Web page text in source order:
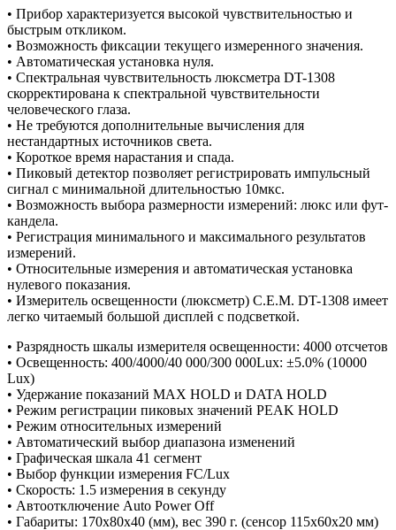
• Прибор характеризуется высокой чувствительностью и
быстрым откликом.
• Возможность фиксации текущего измеренного значения.
• Автоматическая установка нуля.
• Спектральная чувствительность люксметра DT-1308
скорректирована к спектральной чувствительности
человеческого глаза.
• Не требуются дополнительные вычисления для
нестандартных источников света.
• Короткое время нарастания и спада.
• Пиковый детектор позволяет регистрировать импульсный
сигнал с минимальной длительностью 10мкс.
• Возможность выбора размерности измерений: люкс или фут-
кандела.
• Регистрация минимального и максимального результатов
измерений.
• Относительные измерения и автоматическая установка
нулевого показания.
• Измеритель освещенности (люксметр) C.E.M. DT-1308 имеет
легко читаемый большой дисплей с подсветкой.
• Разрядность шкалы измерителя освещенности: 4000 отсчетов
• Освещенность: 400/4000/40 000/300 000Lux: ±5.0% (10000
Lux)
• Удержание показаний MAX HOLD и DATA HOLD
• Режим регистрации пиковых значений PEAK HOLD
• Режим относительных измерений
• Автоматический выбор диапазона изменений
• Графическая шкала 41 сегмент
• Выбор функции измерения FC/Lux
• Скорость: 1.5 измерения в секунду
• Автоотключение Auto Power Off
• Габариты: 170x80х40 (мм), вес 390 г. (сенсор 115х60х20 мм)